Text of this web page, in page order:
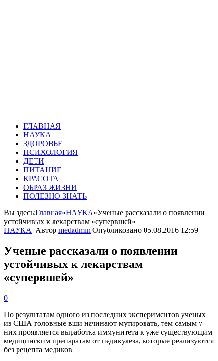
ГЛАВНАЯ
НАУКА
ЗДОРОВЬЕ
ПСИХОЛОГИЯ
ДЕТИ
ПИТАНИЕ
КРАСОТА
ОБРАЗ ЖИЗНИ
ПОЛЕЗНО ЗНАТЬ
Вы здесь:Главная»НАУКА»Ученые рассказали о появлении
устойчивых к лекарствам «супервшей»
НАУКА
Автор medadmin Опубликовано 05.08.2016 12:59
Ученые рассказали о появлении
устойчивых к лекарствам
«супервшей»
0
По результатам одного из последних экспериментов ученых
из США головные вши начинают мутировать, тем самым у
них проявляется выработка иммунитета к уже существующим
медицинским препаратам от педикулеза, которые реализуются
без рецепта медиков.